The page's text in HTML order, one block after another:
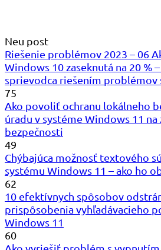
Neu post
Riešenie problémov 2023 – 06
Windows 10 zaseknutá na 20 %
sprievodca riešením problémov
75
Ako povoliť ochranu lokálneho
úradu v systéme Windows 11 na
bezpečnosti
49
Chýbajúca možnosť textového
systému Windows 11 – ako ho
62
10 efektívnych spôsobov
prispôsobenia vyhľadávacieho
Windows 11
60